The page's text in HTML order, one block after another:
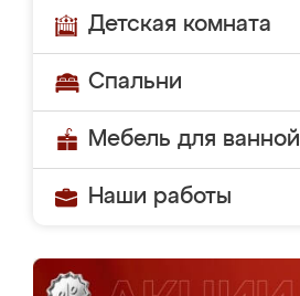
Детская комната
Спальни
Мебель для ванной
Наши работы